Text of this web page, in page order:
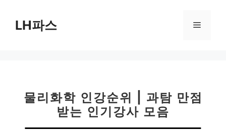
LH파스 메
물리화학 인강순위 | 과탐 만점
받는 인기강사 모음